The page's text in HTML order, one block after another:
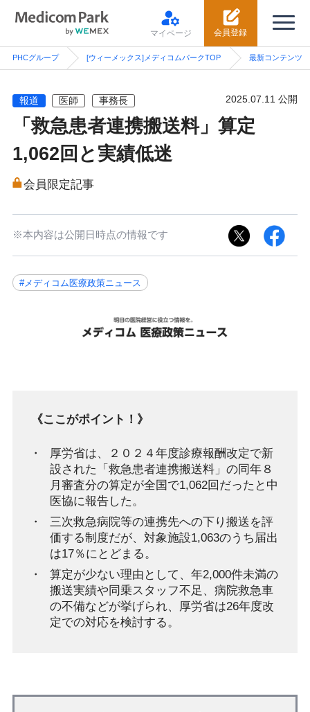
会員登録
マイページ
PHCグループ [ウィーメックス]メディコムパークTOP 最新コンテンツ
報道 医師 事務長 2025.07.11 公開
「救急患者連携搬送料」算定
1,062回と実績低迷
会員限定記事
※本内容は公開日時点の情報です
#メディコム医療政策ニュース
《ここがポイント！》
厚労省は、２０２４年度診療報酬改定で新
設された「救急患者連携搬送料」の同年８
月審査分の算定が全国で1,062回だったと中
医協に報告した。
三次救急病院等の連携先への下り搬送を評
価する制度だが、対象施設1,063のうち届出
は17％にとどまる。
算定が少ない理由として、年2,000件未満の
搬送実績や同乗スタッフ不足、病院救急車
の不備などが挙げられ、厚労省は26年度改
定での対応を検討する。